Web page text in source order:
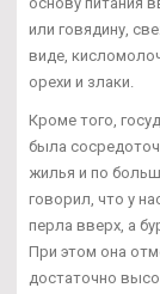
или говядину,
виде,
орехи и злаки.
Кроме того,
была
жилья и по
говорил, что у
перла вверх, а
При этом она
достаточно